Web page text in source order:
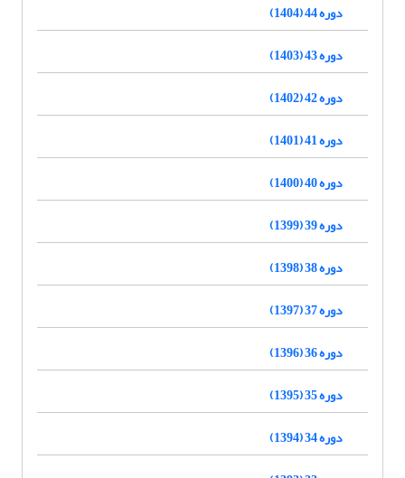
دوره 44 (1404)
دوره 43 (1403)
دوره 42 (1402)
دوره 41 (1401)
دوره 40 (1400)
دوره 39 (1399)
دوره 38 (1398)
دوره 37 (1397)
دوره 36 (1396)
دوره 35 (1395)
دوره 34 (1394)